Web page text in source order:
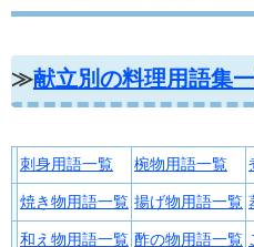
≫献立別の料理用語集
刺身用語一覧 椀物用語一覧
焼き物用語一覧 揚げ物用語一覧
和え物用語一覧 酢の物用語一覧